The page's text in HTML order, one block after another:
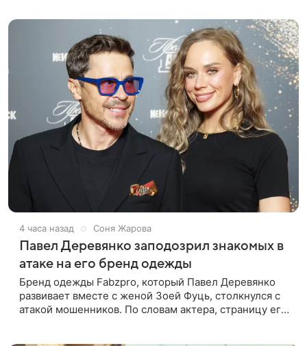
4 часа назад Соня Жарова
Павел Деревянко заподозрил знакомых в
атаке на его бренд одежды
Бренд одежды Fabzpro, который Павел Деревянко
развивает вместе с женой Зоей Фуць, столкнулся с
атакой мошенников. По словам актера, страницу его